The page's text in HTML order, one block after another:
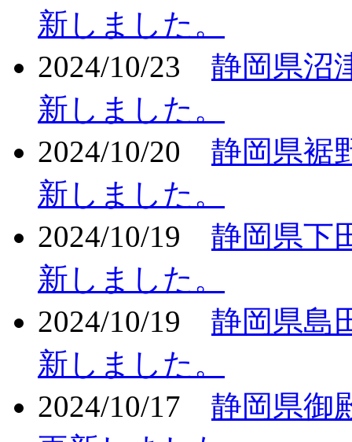
新しました。
2024/10/23
静岡県沼
新しました。
2024/10/20
静岡県裾
新しました。
2024/10/19
静岡県下
新しました。
2024/10/19
静岡県島
新しました。
2024/10/17
静岡県御